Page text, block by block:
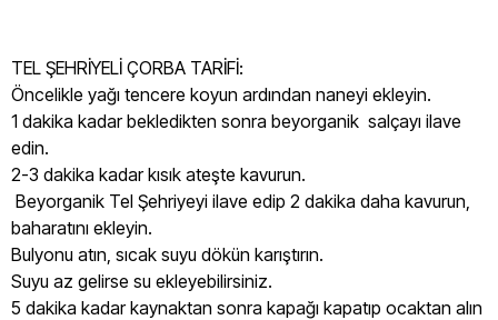
TEL ŞEHRİYELİ ÇORBA TARİFİ:
Öncelikle yağı tencere koyun ardından naneyi ekleyin.
1 dakika kadar bekledikten sonra beyorganik salçayı ilave
edin.
2-3 dakika kadar kısık ateşte kavurun.
Beyorganik Tel Şehriyeyi ilave edip 2 dakika daha kavurun,
baharatını ekleyin.
Bulyonu atın, sıcak suyu dökün karıştırın.
Suyu az gelirse su ekleyebilirsiniz.
5 dakika kadar kaynaktan sonra kapağı kapatıp ocaktan alın